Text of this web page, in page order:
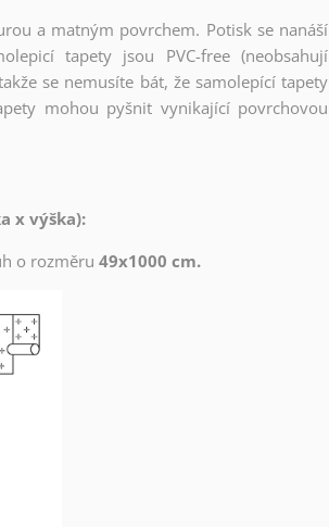
a matným povrchem. Potisk se nanáší
tapety jsou PVC-free (neobsahují
se nemusíte bát, že samolepící tapety
mohou pyšnit vynikající povrchovou
x výška):
o rozměru 49x1000 cm.